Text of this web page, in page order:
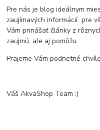
zriaďovanie terária
terárium pre suchozemskú
Bratislava
vyroba akvarii
záruka na akvárium
Pre nás je blog ideálnym
zaujímavých informácií pre
Vám prinášať články z
zaujmú, ale aj pomôžu.
Prajeme Vám podnetné
Váš AkvaShop Team :)